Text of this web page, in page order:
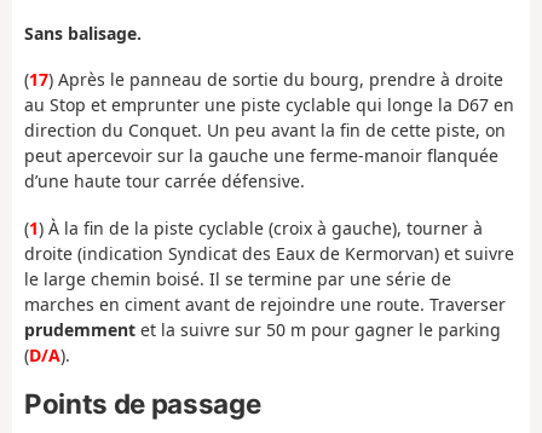
Sans balisage.
(17) Après le panneau de sortie du bourg, prendre à droite
au Stop et emprunter une piste cyclable qui longe la D67 en
direction du Conquet. Un peu avant la fin de cette piste, on
peut apercevoir sur la gauche une ferme-manoir flanquée
d’une haute tour carrée défensive.
(1) À la fin de la piste cyclable (croix à gauche), tourner à
droite (indication Syndicat des Eaux de Kermorvan) et suivre
le large chemin boisé. Il se termine par une série de
marches en ciment avant de rejoindre une route. Traverser
prudemment et la suivre sur 50 m pour gagner le parking
(D/A).
Points de passage